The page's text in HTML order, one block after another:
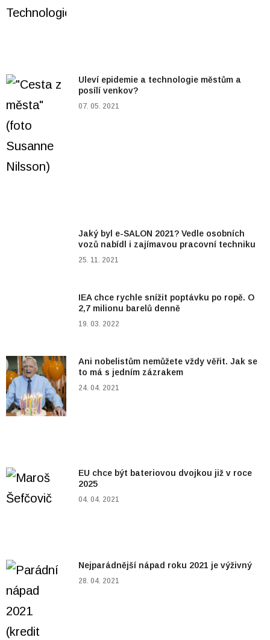
Uleví epidemie a technologie městům a
posílí venkov?
07. 05. 2021
Jaký byl e-SALON 2021? Vedle osobních
vozů nabídl i zajímavou pracovní techniku
25. 11. 2021
IEA chce rychle snížit poptávku po ropě. O
2,7 milionu barelů denně
19. 03. 2022
Ani nobelistům nemůžete vždy věřit. Jak se
to má s jedním zázrakem
24. 04. 2021
EU chce být bateriovou dvojkou již v roce
2025
04. 04. 2021
Nejparádnější nápad roku 2021 je výživný
28. 04. 2021